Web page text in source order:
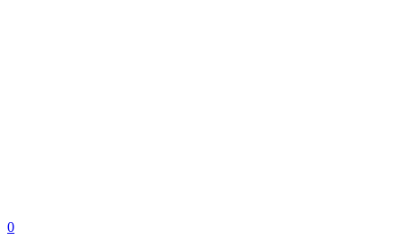
search
account
0